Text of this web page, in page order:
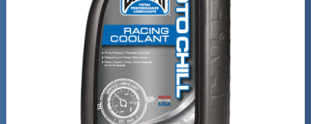
Mönkijän osat
Puutarha ja metsä
Ajovarusteet